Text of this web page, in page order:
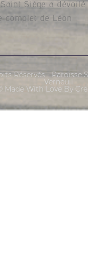
Siège a
complet de Léon
Réservés - Paroisse
Verneuil
Made With Love By